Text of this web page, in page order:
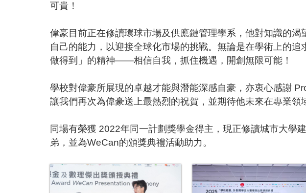
可貴！
偉豪目前正在修讀環球市場及供應鏈管理學系，他對知識的
自己的能力，以迎接全球化市場的挑戰。無論是在學術上的
做得到」的精神——相信自我，抓住機遇，開創無限可能！
學校對偉豪所展現的卓越才能與潛能深感自豪，亦衷心感謝
讓我們再次為偉豪送上最熱烈的祝賀，並期待他未來在專業領
同場有榮獲 2022年同一計劃獎學金得主，現正修讀城市大學
弟，並為WeCan的頒獎典禮活動助力。